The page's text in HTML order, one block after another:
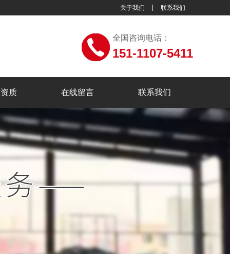
关于我们 联系我们
全国咨询电话：
151-1107-5411
质 在线留言 联系我们